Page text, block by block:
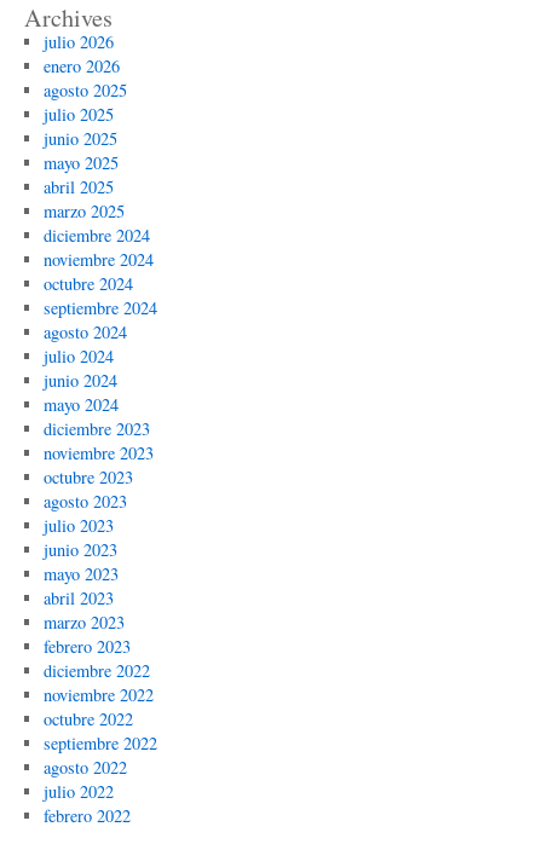
Archives
julio 2026
enero 2026
agosto 2025
julio 2025
junio 2025
mayo 2025
abril 2025
marzo 2025
diciembre 2024
noviembre 2024
octubre 2024
septiembre 2024
agosto 2024
julio 2024
junio 2024
mayo 2024
diciembre 2023
noviembre 2023
octubre 2023
agosto 2023
julio 2023
junio 2023
mayo 2023
abril 2023
marzo 2023
febrero 2023
diciembre 2022
noviembre 2022
octubre 2022
septiembre 2022
agosto 2022
julio 2022
febrero 2022